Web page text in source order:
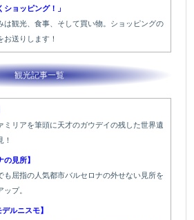
ショッピング！」
は観光、食事、そして買い物。ショッピングの
お送りします！
観光記事一覧
ミリアを筆頭に天才のガウデイの残した世界遺
！
の見所】
も屈指の人気都市バルセロナの外せない見所を
ップ。
デルニスモ】